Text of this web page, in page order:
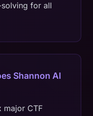
for all
Shannon AI
major CTF